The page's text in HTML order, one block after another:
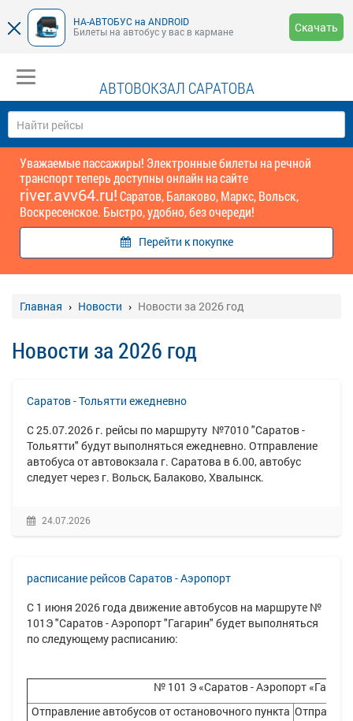
НА-АВТОБУС на ANDROID
Билеты на автобус у вас в кармане
Скачать
АВТОВОКЗАЛ САРАТОВА
Уважаемые пассажиры! Электронные билеты на речной
транспорт теперь доступны онлайн на сайте
river.avv64.ru!Саратов, Балаково, Маркс, Вольск,
Воскресенское. Быстро, удобно, без очереди!
Перейти к покупке
Главная Новости Новости за 2026 год
Новости за 2026 год
Саратов - Тольятти ежедневно
С 25.07.2026 г. рейсы по маршруту №7010 "Саратов -
Тольятти" будут выполняться ежедневно. Отправление
автобуса от автовокзала г. Саратова в 6.00, автобус
следует через г. Вольск, Балаково, Хвалынск.
24.07.2026
расписание рейсов Саратов - Аэропорт
С 1 июня 2026 года движение автобусов на маршруте №
101Э "Саратов - Аэропорт "Гагарин" будет выполняться
по следующему расписанию:
№ 101 Э «Саратов - Аэропорт
Отправление автобусов от остановочного пункта